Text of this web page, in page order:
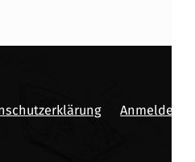
Anmelden